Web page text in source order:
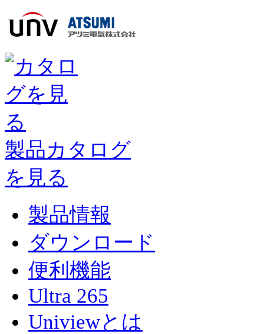
製品カタログ
を見る
製品情報
ダウンロード
便利機能
Ultra 265
Univiewとは